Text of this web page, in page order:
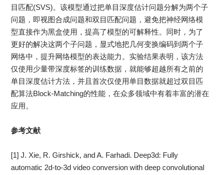
目匹配(SVS)。该模型通过把单目深度估计问题分解为两个子
问题，即视图合成问题和双目匹配问题，避免把神经网络模
型直接作为黑盒使用，提高了模型的可解释性。同时，为了
更好的解决这两个子问题，显式地把几何变换编码到两个子
网络中，提升网络模型的表达能力。实验结果表明，该方法
仅使用少量带深度标签的训练数据，就能够超越所有之前的
单目深度估计方法，并且首次仅使用单目数据就超过双目匹
配算法Block-Matching的性能，在众多领域中有着丰富的潜在
应用。
参考文献
[1] J. Xie, R. Girshick, and A. Farhadi. Deep3d: Fully
automatic 2d-to-3d video conversion with deep convolutional